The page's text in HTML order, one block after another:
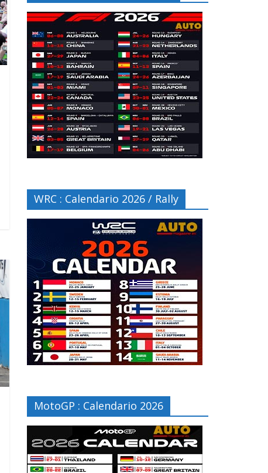
WRC : Calendario 2026 / Rally
MotoGP : Calendario 2026